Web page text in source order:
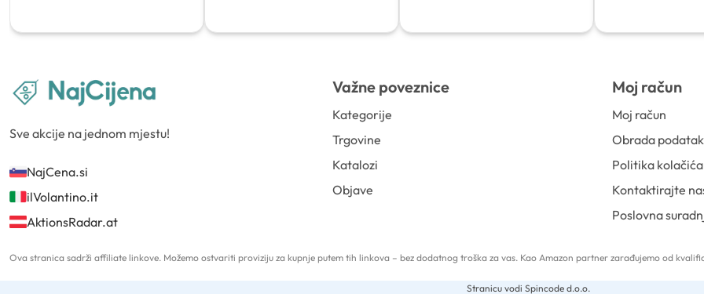
Sve akcije na jednom mjestu!
NajCena.si
ilVolantino.it
AktionsRadar.at
Važne poveznice
Kategorije
Trgovine
Katalozi
Objave
Moj račun
Moj račun
Obrada
Politika kolačića
Kontaktirajte
Poslovna
Ova stranica sadrži affiliate linkove. Možemo ostvariti proviziju za kupnje putem tih linkova – bez dodatnog troška za vas. Kao Amazon partner zarađujemo od
Stranicu vodi Spincode d.o.o.